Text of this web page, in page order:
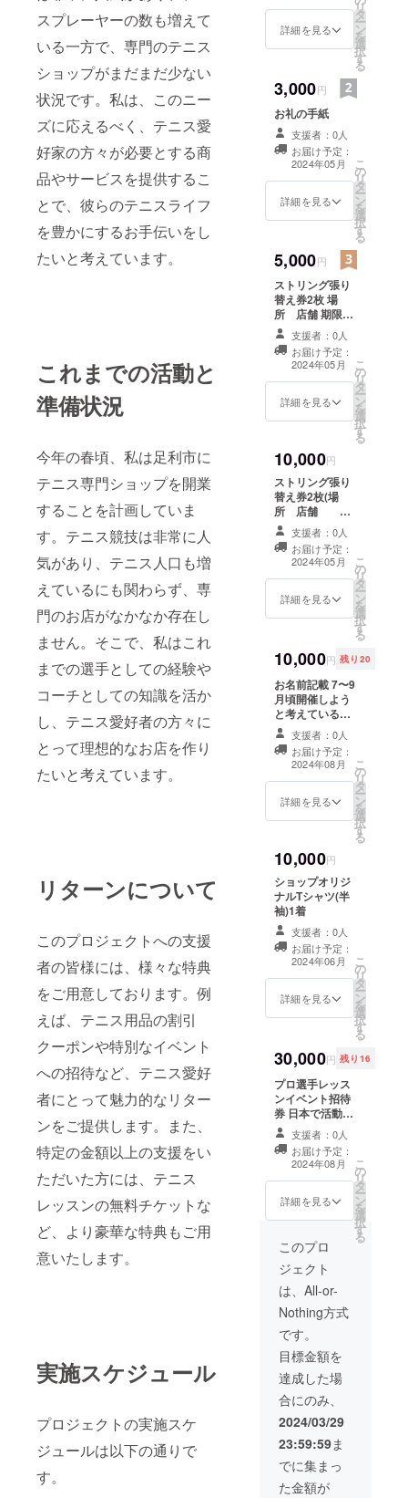
スプレーヤーの数も増えて
いる一方で、専門のテニス
ショップがまだまだ少ない
状況です。私は、このニー
ズに応えるべく、テニス愛
好家の方々が必要とする商
品やサービスを提供するこ
とで、彼らのテニスライフ
を豊かにするお手伝いをし
たいと考えています。
これまでの活動と
準備状況
今年の春頃、私は足利市に
テニス専門ショップを開業
することを計画していま
す。テニス競技は非常に人
気があり、テニス人口も増
えているにも関わらず、専
門のお店がなかなか存在し
ません。そこで、私はこれ
までの選手としての経験や
コーチとしての知識を活か
し、テニス愛好者の方々に
とって理想的なお店を作り
たいと考えています。
リターンについて
このプロジェクトへの支援
者の皆様には、様々な特典
をご用意しております。例
えば、テニス用品の割引
クーポンや特別なイベント
への招待など、テニス愛好
者にとって魅力的なリター
ンをご提供します。また、
特定の金額以上の支援をい
ただいた方には、テニス
レッスンの無料チケットな
ど、より豪華な特典もご用
意いたします。
実施スケジュール
プロジェクトの実施スケ
ジュールは以下の通りで
す。
詳細を見る
リ
タ
ー
ン
を
選
択
す
る
3,000円
お礼の手紙
支援者：0人
お届け予定：
2024年05月
詳細を見る
こ
の
リ
タ
ー
ン
を
選
択
す
る
5,000円
ストリング張り
替え券2枚 場
所 店舗 期限
オープンから1年
間 支援者：0人
お届け予定：
2024年05月
詳細を見る
こ
の
リ
タ
ー
ン
を
選
択
す
る
10,000円
ストリング張り
替え券2枚(場
所 店舗 期
限 オープンか
ら1年間)＋練習
用ボール(ダン
ロップフォート
４球入)1缶
支援者：0人
お届け予定：
2024年05月
詳細を見る
こ
の
リ
タ
ー
ン
を
選
択
す
る
10,000円 残り20
お名前記載 7〜9
月頃開催しよう
と考えている
オープン記念大
会の冊子にお名
前を載させてい
ただきます。 ※
冊子はA4サイズ
を予定していま
す。 A4サイ
ズ1枚に支援者様
クネームどちら
かをいれさせて
いただきます。
乗せても良いお
名前、または
ニックネームは
備考欄にお書き
下さい。
支援者：0人
お届け予定：
2024年08月
詳細を見る
こ
の
リ
タ
ー
ン
を
選
択
す
る
10,000円
ショップオリジ
ナルTシャツ(半
袖)1着
支援者：0人
お届け予定：
2024年06月
詳細を見る
こ
の
リ
タ
ー
ン
を
選
択
す
る
30,000円 残り16
プロ選手レッス
ンイベント招待
券 日本で活動し
ているプロ選手
のレッスン2時間
8月〜9月予定。
場所 栃木県足
利市内テニス
コート予定。 ※
支援者：0人
お届け予定：
2024年08月
詳細を見る
こ
の
リ
タ
ー
ン
を
選
択
す
る
このプロ
ジェクト
は、All-or-
Nothing方式
です。
目標金額を
達成した場
合にのみ、
2024/03/29
23:59:59ま
でに集まっ
た金額が